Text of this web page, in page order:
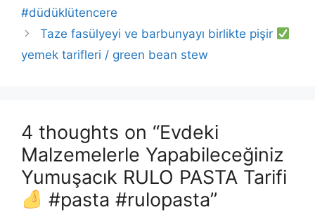
#düdüklütencere
Taze fasülyeyi ve barbunyayı birlikte pişir
yemek tarifleri / green bean stew
4 thoughts on “Evdeki
Malzemelerle Yapabileceğiniz
Yumuşacık RULO PASTA Tarifi
#pasta #rulopasta”